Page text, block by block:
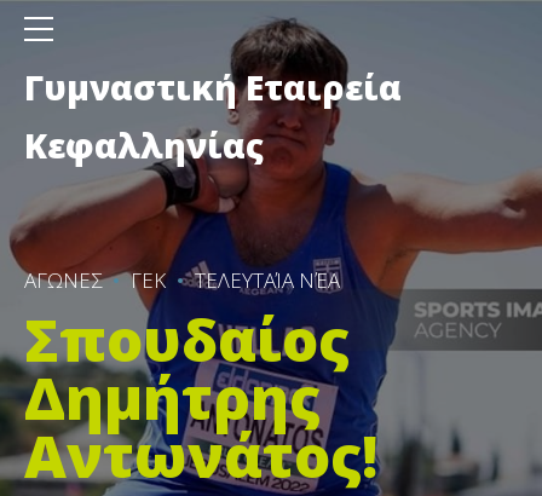
Γυμναστική Εταιρεία
Κεφαλληνίας
ΑΓΩΝΕΣ ΓΕΚ ΤΕΛΕΥΤΑΊΑ ΝΈΑ
Σπουδαίος
Δημήτρης
Αντωνάτος!